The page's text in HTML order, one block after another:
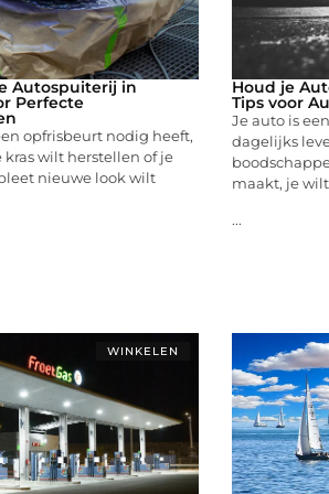
Autospuiterij in
Perfecte
opfrisbeurt nodig heeft,
wilt herstellen of je
nieuwe look wilt
Houd je
Tips voor
Je auto is
dagelijks
maakt, je wilt
...
WINKELEN